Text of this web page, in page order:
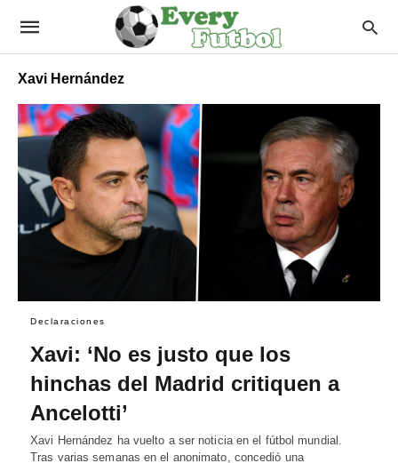
Xavi Hernández
Declaraciones
Xavi: ‘No es justo que los
hinchas del Madrid critiquen a
Ancelotti’
Xavi Hernández ha vuelto a ser noticia en el fútbol mundial.
Tras varias semanas en el anonimato, concedió una